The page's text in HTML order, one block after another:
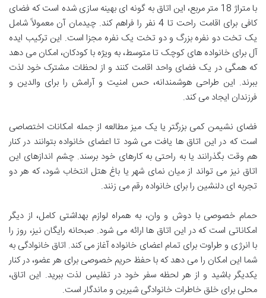
با متراژ 18 متر مربع، این اتاق به گونه ای بهینه سازی شده است که فضای
کافی برای اقامت راحت تا 4 نفر را فراهم کند. چیدمان آن معمولاً شامل
یک تخت دو نفره بزرگ و دو تخت یک نفره مجزا است. این ترکیب ایده
آل برای خانواده های کوچک تا متوسط، به ویژه با کودکان، امکان می دهد
که همگی در یک فضای واحد اقامت کنند و از لحظات مشترک خود لذت
ببرند. این طراحی هوشمندانه، حس امنیت و آرامش را برای والدین و
فرزندان ایجاد می کند.
فضای نشیمن کمی بزرگتر یا یک میز مطالعه از جمله امکانات اختصاصی
است که در این اتاق ها یافت می شود تا اعضای خانواده بتوانند در کنار
هم وقت بگذرانند یا به راحتی به کارهای خود برسند. چشم اندازهای این
اتاق نیز می تواند از میان نمای شهر یا باغ هتل انتخاب شود، که هر دو
تجربه ای دلنشین را برای خانواده رقم می زنند.
حمام خصوصی با دوش و وان، به همراه لوازم بهداشتی کامل، از دیگر
امکاناتی است که در این اتاق ها ارائه می شود. صبحانه رایگان نیز، روز را
با انرژی و طراوت برای تمام اعضای خانواده آغاز می کند. اتاق خانوادگی به
شما این امکان را می دهد که با حفظ حریم خصوصی برای هر عضو، در کنار
یکدیگر باشید و از هر لحظه سفر خود در تفلیس لذت ببرید. این اتاق،
محلی برای خلق خاطرات خانوادگی شیرین و ماندگار است.